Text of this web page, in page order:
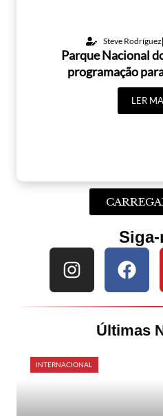
Steve Rodríguez
Parque Nacional
programação
LER
Últimas
INTERNACIONAL